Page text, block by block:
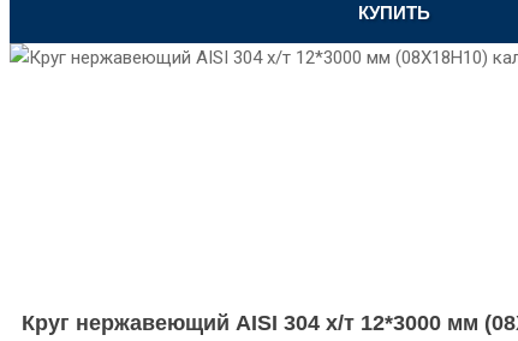
КУПИТЬ
Круг нержавеющий AISI 304 х/т 12*3000 мм